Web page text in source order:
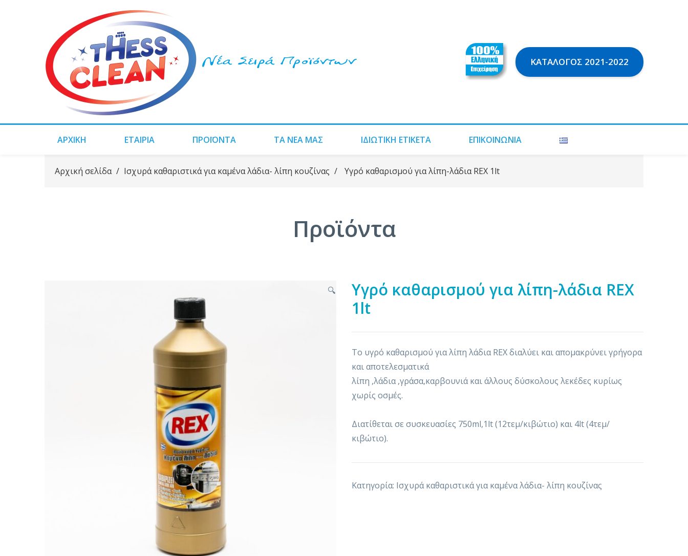
ΚΑΤΆΛΟΓΟΣ 2021-2022
ΑΡΧΙΚΗ ΕΤΑΙΡΙΑ ΠΡΟΪΌΝΤΑ ΤΑ ΝΈΑ ΜΑΣ ΙΔΙΩΤΙΚΗ ΕΤΙΚΕΤΑ ΕΠΙΚΟΙΝΩΝΊΑ
Αρχική σελίδα / Ισχυρά καθαριστικά για καμένα λάδια- λίπη κουζίνας / Υγρό καθαρισμού για λίπη-λάδια REX 1lt
Προϊόντα
🔍
Υγρό καθαρισμού για λίπη-λάδια REX
1lt
Το υγρό καθαρισμού για λίπη λάδια REX διαλύει και απομακρύνει γρήγορα
και αποτελεσματικά
λίπη ,λάδια ,γράσα,καρβουνιά και άλλους δύσκολους λεκέδες κυρίως
χωρίς οσμές.
Διατίθεται σε συσκευασίες 750ml,1lt (12τεμ/κιβώτιο) και 4lt (4τεμ/
κιβώτιο).
Κατηγορία: Ισχυρά καθαριστικά για καμένα λάδια- λίπη κουζίνας